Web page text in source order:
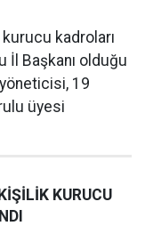
kadroları
İl Başkanı olduğu
19
üyesi
KURUCU